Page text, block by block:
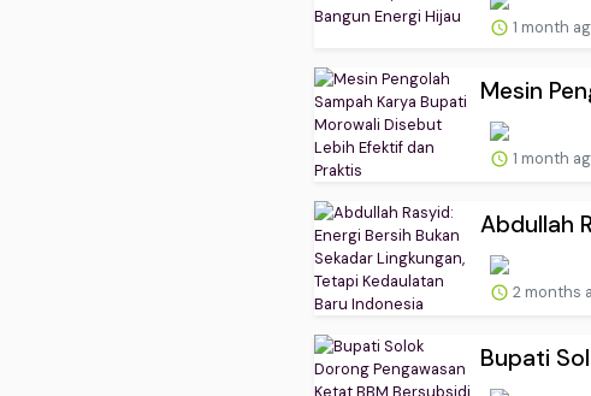
1 month
Mesin
1 month
Abdullah
2 months
Bupati